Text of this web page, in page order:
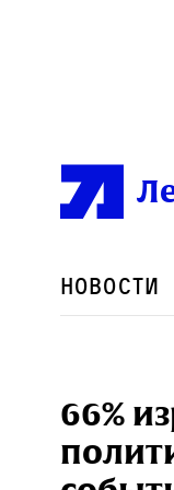
Новости
66%